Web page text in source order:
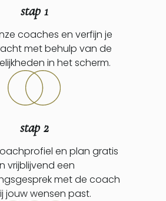
stap 1
coaches en verfijn je
met behulp van de
in het scherm.
stap 2
en plan gratis
vrijblijvend een
met de coach
jouw wensen past.